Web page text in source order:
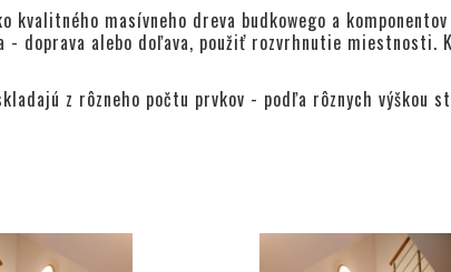
kvalitného masívneho dreva budkowego a
doprava alebo doľava, použiť rozvrhnutie miestnosti.
z rôzneho počtu prvkov - podľa rôznych výškou